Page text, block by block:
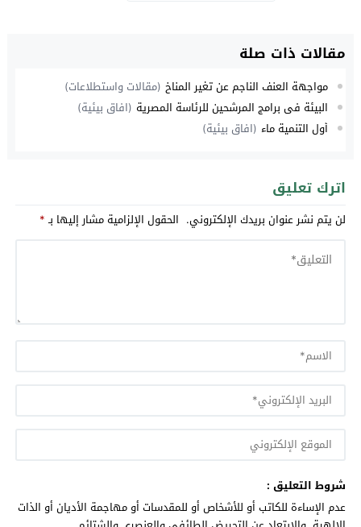
مقالات ذات صلة
مواجهة العنف الناجم عن تغير المناخ (مقالات واستطلاعات)
البيئة فى برامج المرشحين للرئاسة المصرية (افاق بيئية)
أول التنمية ماء (افاق بيئية)
اترك تعليق
لن يتم نشر عنوان بريدك الإلكتروني. الحقول الإلزامية مشار إليها بـ*
شروط التعليق :
عدم الإساءة للكاتب أو للأشخاص أو للمقدسات أو مهاجمة الأديان أو الذات